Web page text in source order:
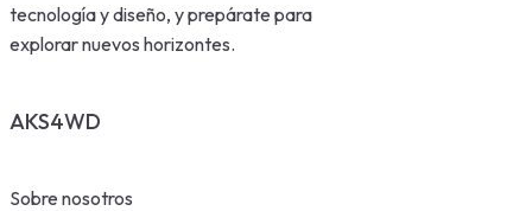
tecnología y diseño, y prepárate para
explorar nuevos horizontes.
AKS4WD
Sobre nosotros